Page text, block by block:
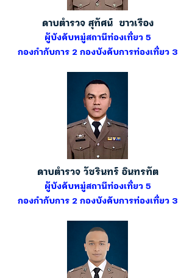
ดาบตำรวจ สุทัศน์ ขาวเรือง
ผู้บังคับหมู่สถานีท่องเที่ยว 5
กองกำกับการ 2 กองบังคับการท่องเที่ยว 3
ดาบตำรวจ วัชรินทร์ อินทรทัต
ผู้บังคับหมู่สถานีท่องเที่ยว 5
กองกำกับการ 2 กองบังคับการท่องเที่ยว 3